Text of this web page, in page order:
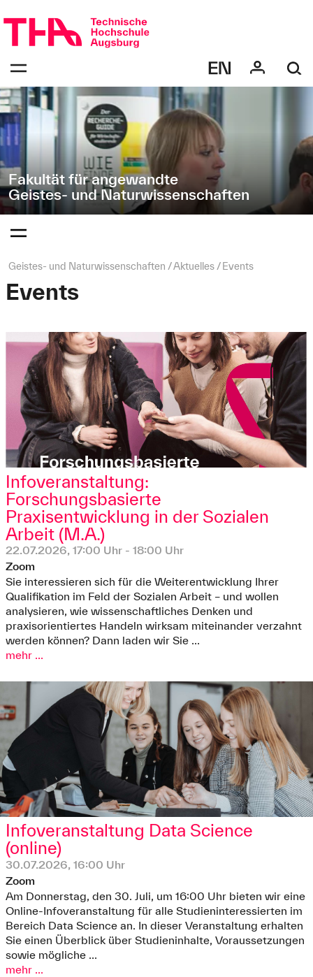
überspringen
zur
Navigation
"Geistes-
und
Naturwissenschaften"
Fakultät für angewandte
Geistes- und Naturwissenschaften
bestätigen
Öffnen
des
Menüs
bestätigen
des
Seitenpfad:
Geistes- und Naturwissenschaften Aktuelles Events
Events
Infoveranstaltung:
Forschungsbasierte
Praxisentwicklung in der Sozialen
Arbeit (M.A.)
22.07.2026, 17:00 Uhr - 18:00 Uhr
Zoom
Sie interessieren sich für die Weiterentwicklung Ihrer
Qualifikation im Feld der Sozialen Arbeit – und wollen
analysieren, wie wissenschaftliches Denken und
praxisorientiertes Handeln wirksam miteinander verzahnt
werden können? Dann laden wir Sie ...
mehr ...
Infoveranstaltung Data Science
(online)
30.07.2026, 16:00 Uhr
Zoom
Am Donnerstag, den 30. Juli, um 16:00 Uhr bieten wir eine
Online-Infoveranstaltung für alle Studieninteressierten im
Bereich Data Science an. In dieser Veranstaltung erhalten
Sie einen Überblick über Studieninhalte, Voraussetzungen
sowie mögliche ...
mehr ...